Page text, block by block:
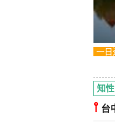
一日
知
⫯ 台